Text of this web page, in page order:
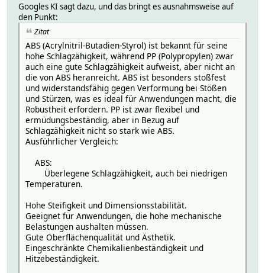
Googles KI sagt dazu, und das bringt es ausnahmsweise auf
den Punkt:
Zitat
ABS (Acrylnitril-Butadien-Styrol) ist bekannt für seine
hohe Schlagzähigkeit, während PP (Polypropylen) zwar
auch eine gute Schlagzähigkeit aufweist, aber nicht an
die von ABS heranreicht. ABS ist besonders stoßfest
und widerstandsfähig gegen Verformung bei Stößen
und Stürzen, was es ideal für Anwendungen macht, die
Robustheit erfordern. PP ist zwar flexibel und
ermüdungsbeständig, aber in Bezug auf
Schlagzähigkeit nicht so stark wie ABS.
Ausführlicher Vergleich:
ABS:
Überlegene Schlagzähigkeit, auch bei niedrigen
Temperaturen.
Hohe Steifigkeit und Dimensionsstabilität.
Geeignet für Anwendungen, die hohe mechanische
Belastungen aushalten müssen.
Gute Oberflächenqualität und Ästhetik.
Eingeschränkte Chemikalienbeständigkeit und
Hitzebeständigkeit.